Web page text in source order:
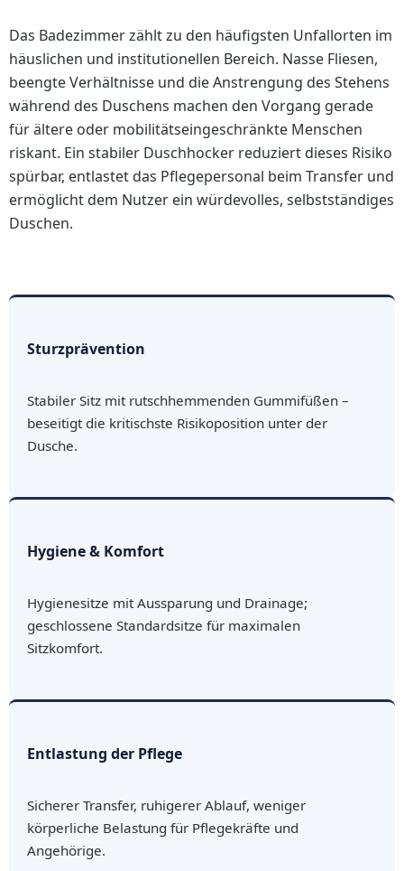
Das Badezimmer zählt zu den häufigsten Unfallorten im
häuslichen und institutionellen Bereich. Nasse Fliesen,
beengte Verhältnisse und die Anstrengung des Stehens
während des Duschens machen den Vorgang gerade
für ältere oder mobilitätseingeschränkte Menschen
riskant. Ein stabiler Duschhocker reduziert dieses Risiko
spürbar, entlastet das Pflegepersonal beim Transfer und
ermöglicht dem Nutzer ein würdevolles, selbstständiges
Duschen.
Sturzprävention
Stabiler Sitz mit rutschhemmenden Gummifüßen –
beseitigt die kritischste Risikoposition unter der
Dusche.
Hygiene & Komfort
Hygienesitze mit Aussparung und Drainage;
geschlossene Standardsitze für maximalen
Sitzkomfort.
Entlastung der Pflege
Sicherer Transfer, ruhigerer Ablauf, weniger
körperliche Belastung für Pflegekräfte und
Angehörige.